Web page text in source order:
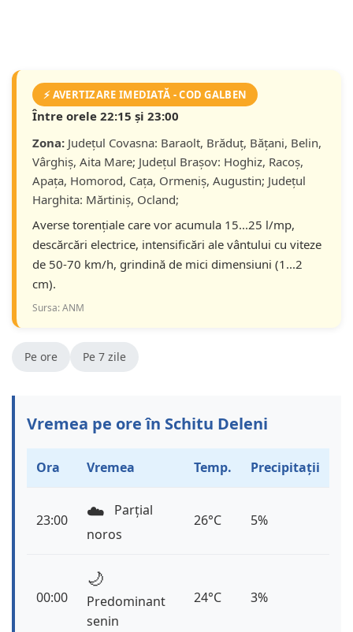
⚡ AVERTIZARE IMEDIATĂ - COD GALBEN
Între orele 22:15 și 23:00
Zona: Județul Covasna: Baraolt, Brăduț, Bățani, Belin,
Vârghiș, Aita Mare; Județul Braşov: Hoghiz, Racoș,
Apața, Homorod, Cața, Ormeniș, Augustin; Județul
Harghita: Mărtiniș, Ocland;
Averse torențiale care vor acumula 15...25 l/mp,
descărcări electrice, intensificări ale vântului cu viteze
de 50-70 km/h, grindină de mici dimensiuni (1...2
cm).
Sursa: ANM
Pe ore Pe 7 zile
Vremea pe ore în Schitu Deleni
Ora Vremea Temp. Precipitații
23:00 ☁️
Parțial
noros
26°C 5%
00:00
🌙
Predominant
senin
24°C 3%